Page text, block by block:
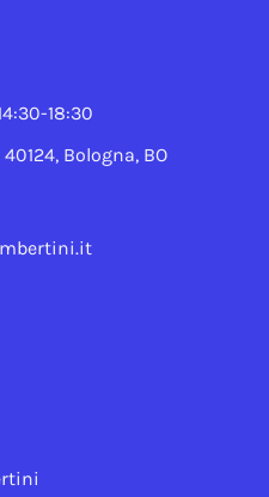
18:30
Bologna, BO